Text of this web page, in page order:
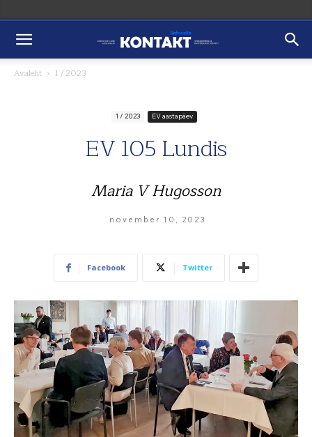
Avaleht 1 / 2023
1 / 2023 EV aastapäev
EV 105 Lundis
Maria V Hugosson
november 10, 2023
Facebook Twitter